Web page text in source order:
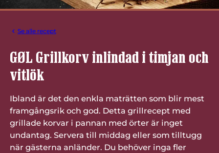
Se alle recept
GØL Grillkorv inlindad i timjan och
vitlök
Ibland är det den enkla maträtten som blir mest
framgångsrik och god. Detta grillrecept med
grillade korvar i pannan med örter är inget
undantag. Servera till middag eller som tilltugg
när gästerna anländer. Du behöver inga fler